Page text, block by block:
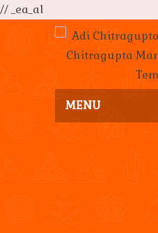
// _ea_al
MENU